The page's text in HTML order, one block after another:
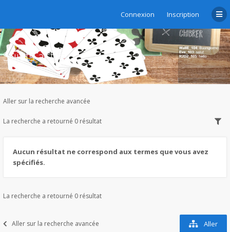
Connexion Inscription
Sujets actifs
Aller sur la recherche avancée
La recherche a retourné 0 résultat
Aucun résultat ne correspond aux termes que vous avez
spécifiés.
La recherche a retourné 0 résultat
Aller sur la recherche avancée Aller